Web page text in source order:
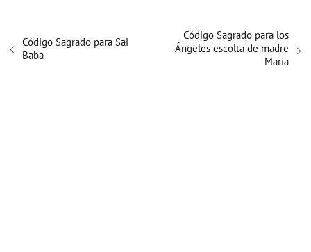
Código Sagrado para Sai
Baba
Código Sagrado para los
Ángeles escolta de madre
María